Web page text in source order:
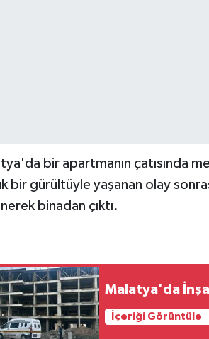
bir apartmanın çatısında
bir gürültüyle yaşanan olay
binadan çıktı.
Malatya'da
İçeriği Görüntüle